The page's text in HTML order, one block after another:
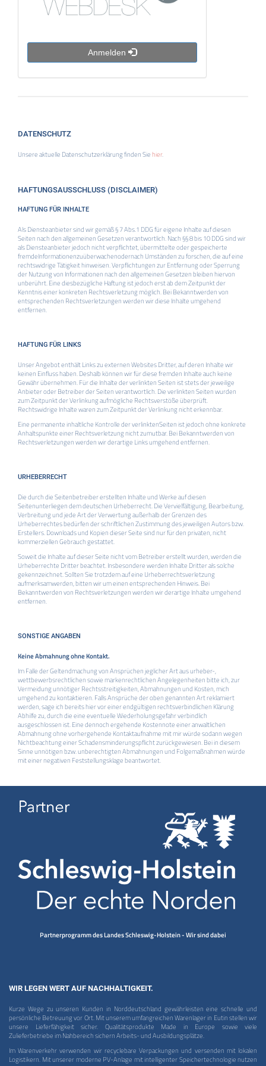
Anmelden
DATENSCHUTZ
Unsere aktuelle Datenschutzerklärung finden Siehier.
HAFTUNGSAUSSCHLUSS (DISCLAIMER)
HAFTUNG FÜR INHALTE
Als Diensteanbieter sind wir gemäß § 7 Abs.1 DDG für eigene Inhalte auf diesen
Seiten nach den allgemeinen Gesetzen verantwortlich. Nach §§ 8 bis 10 DDG sind wir
als Diensteanbieter jedoch nicht verpflichtet, übermittelte oder gespeicherte
fremdeInformationenzuüberwachenodernach Umständen zu forschen, die auf eine
rechtswidrige Tätigkeit hinweisen. Verpflichtungen zur Entfernung oder Sperrung
der Nutzung von Informationen nach den allgemeinen Gesetzen bleiben hiervon
unberührt. Eine diesbezügliche Haftung ist jedoch erst ab dem Zeitpunkt der
Kenntnis einer konkreten Rechtsverletzung möglich. Bei Bekanntwerden von
entsprechenden Rechtsverletzungen werden wir diese Inhalte umgehend
entfernen.
HAFTUNG FÜR LINKS
Unser Angebot enthält Links zu externen Websites Dritter, auf deren Inhalte wir
keinen Einfluss haben. Deshalb können wir für diese fremden Inhalte auch keine
Gewähr übernehmen. Für die Inhalte der verlinkten Seiten ist stets der jeweilige
Anbieter oder Betreiber der Seiten verantwortlich. Die verlinkten Seiten wurden
zum Zeitpunkt der Verlinkung aufmögliche Rechtsverstöße überprüft.
Rechtswidrige Inhalte waren zum Zeitpunkt der Verlinkung nicht erkennbar.
Eine permanente inhaltliche Kontrolle der verlinktenSeiten ist jedoch ohne konkrete
Anhaltspunkte einer Rechtsverletzung nicht zumutbar. Bei Bekanntwerden von
Rechtsverletzungen werden wir derartige Links umgehend entfernen.
URHEBERRECHT
Die durch die Seitenbetreiber erstellten Inhalte und Werke auf diesen
Seitenunterliegen dem deutschen Urheberrecht. Die Vervielfältigung, Bearbeitung,
Verbreitung und jede Art der Verwertung außerhalb der Grenzen des
Urheberrechtes bedürfen der schriftlichen Zustimmung des jeweiligen Autors bzw.
Erstellers. Downloads und Kopien dieser Seite sind nur für den privaten, nicht
kommerziellen Gebrauch gestattet.
Soweit die Inhalte auf dieser Seite nicht vom Betreiber erstellt wurden, werden die
Urheberrechte Dritter beachtet. Insbesondere werden Inhalte Dritter als solche
gekennzeichnet. Sollten Sie trotzdem auf eine Urheberrechtsverletzung
aufmerksamwerden, bitten wir um einen entsprechenden Hinweis. Bei
Bekanntwerden von Rechtsverletzungen werden wir derartige Inhalte umgehend
entfernen.
SONSTIGE ANGABEN
Keine Abmahnung ohne Kontakt.
Im Falle der Geltendmachung von Ansprüchen jeglicher Art aus urheber-,
wettbewerbsrechtlichen sowie markenrechtlichen Angelegenheiten bitte ich, zur
Vermeidung unnötiger Rechtsstreitigkeiten, Abmahnungen und Kosten, mich
umgehend zu kontaktieren. Falls Ansprüche der oben genannten Art reklamiert
werden, sage ich bereits hier vor einer endgültigen rechtsverbindlichen Klärung
Abhilfe zu, durch die eine eventuelle Wiederholungsgefahr verbindlich
ausgeschlossen ist. Eine dennoch ergehende Kostennote einer anwaltlichen
Abmahnung ohne vorhergehende Kontaktaufnahme mit mir würde sodann wegen
Nichtbeachtung einer Schadensminderungspflicht zurückgewiesen. Bei in diesem
Sinne unnötigen bzw. unberechtigten Abmahnungen und Folgemaßnahmen würde
mit einer negativen Feststellungsklage beantwortet.
Partnerprogramm des Landes Schleswig-Holstein - Wir sind dabei
WIR LEGEN WERT AUF NACHHALTIGKEIT.
Kurze Wege zu unseren Kunden in Norddeutschland gewährleisten eine schnelle und
persönliche Betreuung vor Ort. Mit unserem umfangreichen Warenlager in Eutin stellen wir
unsere Lieferfähigkeit sicher. Qualitätsprodukte Made in Europe sowie viele
Zulieferbetriebe im Nahbereich sichern Arbeits- und Ausbildungsplätze.
Im Warenverkehr verwenden wir recyclebare Verpackungen und versenden mit lokalen
Logistikern. Mit unserer moderne PV-Anlage mit intelligenter Speichertechnologie nutzen